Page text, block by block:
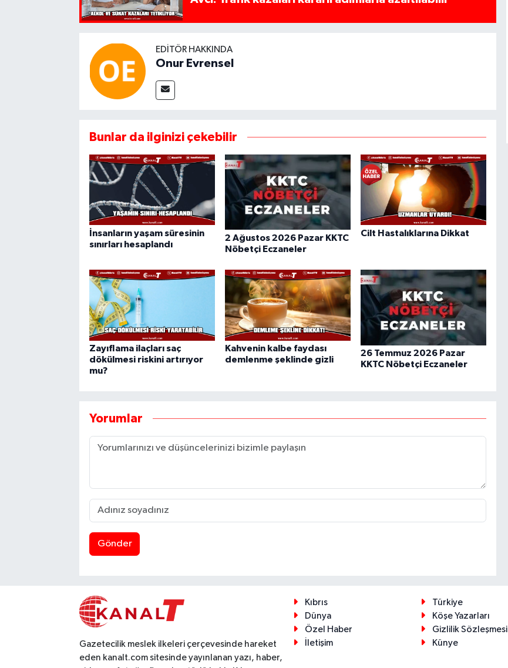
EDITÖR HAKKINDA
Onur Evrensel
Bunlar da ilginizi çekebilir
İnsanların yaşam süresinin
sınırları hesaplandı
2 Ağustos 2026 Pazar KKTC
Nöbetçi Eczaneler
Cilt Hastalıklarına Dikkat
Zayıflama ilaçları saç
dökülmesi riskini artırıyor
mu?
Kahvenin kalbe faydası
demlenme şeklinde gizli
26 Temmuz 2026 Pazar
KKTC Nöbetçi Eczaneler
Yorumlar
Gönder
Gazetecilik meslek ilkeleri çerçevesinde hareket
eden kanalt.com sitesinde yayınlanan yazı, haber,
Kıbrıs
Türkiye
Dünya
Köşe Yazarları
Özel Haber
Gizlilik Sözleşmesi
İletişim
Künye